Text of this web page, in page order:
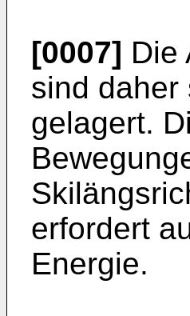
[0007] Die
sind daher
gelagert.
erfordert
Energie.